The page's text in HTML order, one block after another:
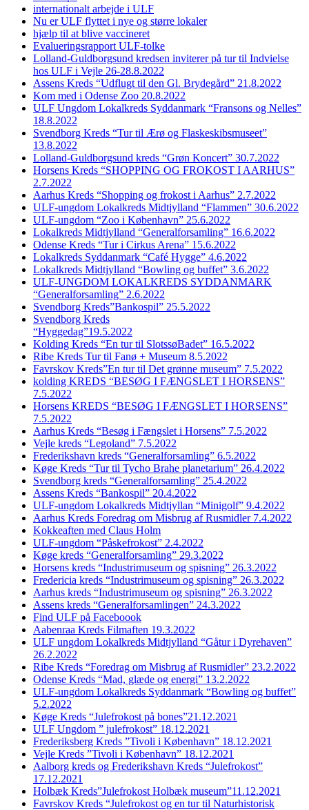
internationalt arbejde i ULF
Nu er ULF flyttet i nye og større lokaler
hjælp til at blive vaccineret
Evalueringsrapport ULF-tolke
Lolland-Guldborgsund kredsen inviterer på tur til Indvielse
hos ULF i Vejle 26-28.8.2022
Assens Kreds “Udflugt til den Gl. Brydegård” 21.8.2022
Kom med i Odense Zoo 20.8.2022
ULF Ungdom Lokalkreds Syddanmark “Fransons og Nelles”
18.8.2022
Svendborg Kreds “Tur til Ærø og Flaskeskibsmuseet”
13.8.2022
Lolland-Guldborgsund kreds “Grøn Koncert” 30.7.2022
Horsens Kreds “SHOPPING OG FROKOST I AARHUS”
2.7.2022
Aarhus Kreds “Shopping og frokost i Aarhus” 2.7.2022
ULF-ungdom Lokalkreds Midtjylland “Flammen” 30.6.2022
ULF-ungdom “Zoo i København” 25.6.2022
Lokalkreds Midtjylland “Generalforsamling” 16.6.2022
Odense Kreds “Tur i Cirkus Arena” 15.6.2022
Lokalkreds Syddanmark “Café Hygge” 4.6.2022
Lokalkreds Midtjylland “Bowling og buffet” 3.6.2022
ULF-UNGDOM LOKALKREDS SYDDANMARK
“Generalforsamling” 2.6.2022
Svendborg Kreds”Bankospil” 25.5.2022
Svendborg Kreds
“Hyggedag”19.5.2022
Kolding Kreds “En tur til SlotssøBadet” 16.5.2022
Ribe Kreds Tur til Fanø + Museum 8.5.2022
Favrskov Kreds”En tur til Det grønne museum” 7.5.2022
kolding KREDS “BESØG I FÆNGSLET I HORSENS”
7.5.2022
Horsens KREDS “BESØG I FÆNGSLET I HORSENS”
7.5.2022
Aarhus Kreds “Besøg i Fængslet i Horsens” 7.5.2022
Vejle kreds “Legoland” 7.5.2022
Frederikshavn kreds “Generalforsamling” 6.5.2022
Køge Kreds “Tur til Tycho Brahe planetarium” 26.4.2022
Svendborg kreds “Generalforsamling” 25.4.2022
Assens Kreds “Bankospil” 20.4.2022
ULF-ungdom Lokalkreds Midtjyllan “Minigolf” 9.4.2022
Aarhus Kreds Foredrag om Misbrug af Rusmidler 7.4.2022
Kokkeaften med Claus Holm
ULF-ungdom “Påskefrokost” 2.4.2022
Køge kreds “Generalforsamling” 29.3.2022
Horsens kreds “Industrimuseum og spisning” 26.3.2022
Fredericia kreds “Industrimuseum og spisning” 26.3.2022
Aarhus kreds “Industrimuseum og spisning” 26.3.2022
Assens kreds “Generalforsamlingen” 24.3.2022
Find ULF på Faceboook
Aabenraa Kreds Filmaften 19.3.2022
ULF ungdom Lokalkreds Midtjylland “Gåtur i Dyrehaven”
26.2.2022
Ribe Kreds “Foredrag om Misbrug af Rusmidler” 23.2.2022
Odense Kreds “Mad, glæde og energi” 13.2.2022
ULF-ungdom Lokalkreds Syddanmark “Bowling og buffet”
5.2.2022
Køge Kreds “Julefrokost på bones”21.12.2021
ULF Ungdom ” julefrokost” 18.12.2021
Frederiksberg Kreds ”Tivoli i København” 18.12.2021
Vejle Kreds ”Tivoli i København” 18.12.2021
Aalborg kreds og Frederikshavn Kreds “Julefrokost”
17.12.2021
Holbæk Kreds”Julefrokost Holbæk museum”11.12.2021
Favrskov Kreds “Julefrokost og en tur til Naturhistorisk